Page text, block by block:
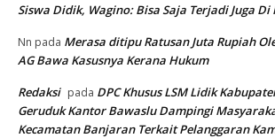
Siswa Didik, Wagino: Bisa Saja Terjadi Juga
Nn pada Merasa ditipu Ratusan Juta Rupiah
AG Bawa Kasusnya Kerana Hukum
Redaksi pada DPC Khusus LSM Lidik
Geruduk Kantor Bawaslu Dampingi
Kecamatan Banjaran Terkait Pelanggaran